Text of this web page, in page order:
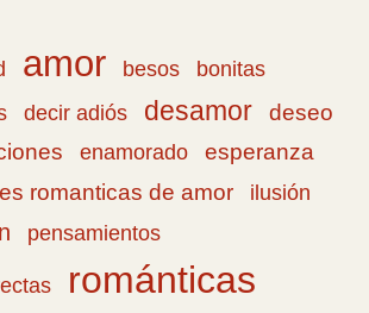
amor besos
bonitas
decir adiós desamor deseo
enamorado esperanza
romanticas de amor
ilusión
pensamientos
románticas